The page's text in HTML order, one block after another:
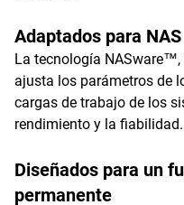
Adaptados para
La tecnología NASware™,
ajusta los parámetros de
cargas de trabajo de los
rendimiento y la fiabilidad.
Diseñados para un
permanente